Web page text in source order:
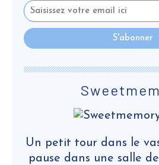
Un petit tour dans le
pause dans une salle